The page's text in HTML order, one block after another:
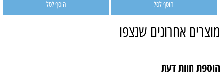
הוסף לסל הוסף לסל
מוצרים אחרונים שנצפו
הוספת חוות דעת